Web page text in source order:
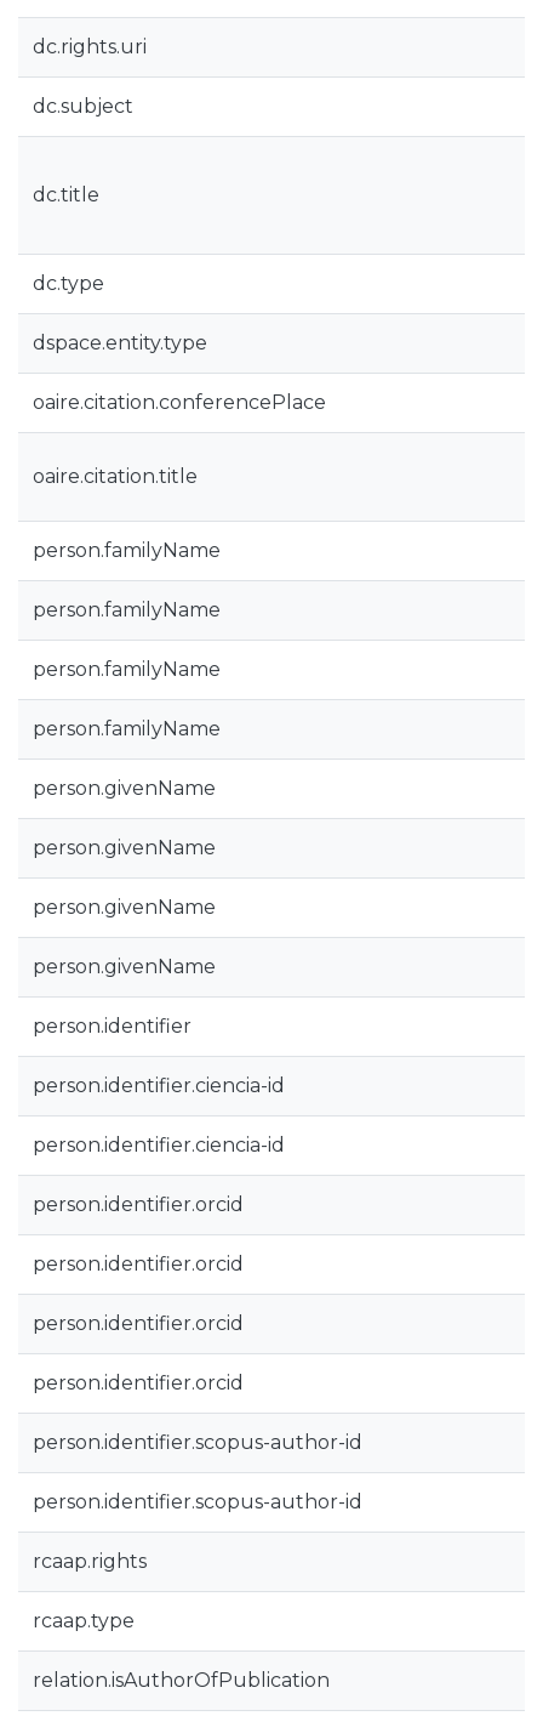
dc.rights.uri
dc.subject
dc.title
dc.type
dspace.entity.type
oaire.citation.conferencePlace
oaire.citation.title
person.familyName
person.familyName
person.familyName
person.familyName
person.givenName
person.givenName
person.givenName
person.givenName
person.identifier
person.identifier.ciencia-id
person.identifier.ciencia-id
person.identifier.orcid
person.identifier.orcid
person.identifier.orcid
person.identifier.orcid
person.identifier.scopus-author-id
person.identifier.scopus-author-id
rcaap.rights
rcaap.type
relation.isAuthorOfPublication